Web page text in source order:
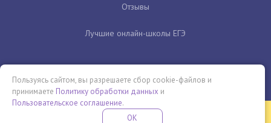
Отзывы
Лучшие онлайн-школы ЕГЭ
Бесплатная летняя школа
Пользуясь сайтом, вы разрешаете сбор cookie-файлов и
принимаете Политику обработки данных и
Пользовательское соглашение.
OK